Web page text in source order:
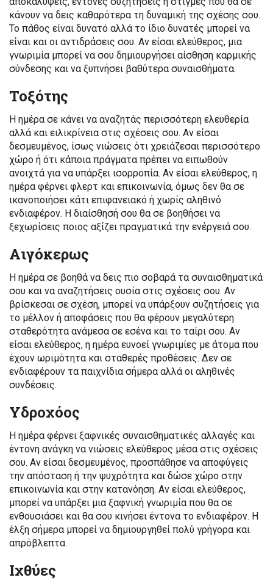
κάνουν να δεις καθαρότερα τη δυναμική της σχέσης σου.
Το πάθος είναι δυνατό αλλά το ίδιο δυνατές μπορεί να
είναι και οι αντιδράσεις σου. Αν είσαι ελεύθερος, μια
γνωριμία μπορεί να σου δημιουργήσει αίσθηση καρμικής
σύνδεσης και να ξυπνήσει βαθύτερα συναισθήματα.
Τοξότης
Η ημέρα σε κάνει να αναζητάς περισσότερη ελευθερία
αλλά και ειλικρίνεια στις σχέσεις σου. Αν είσαι
δεσμευμένος, ίσως νιώσεις ότι χρειάζεσαι περισσότερο
χώρο ή ότι κάποια πράγματα πρέπει να ειπωθούν
ανοιχτά για να υπάρξει ισορροπία. Αν είσαι ελεύθερος, η
ημέρα φέρνει φλερτ και επικοινωνία, όμως δεν θα σε
ικανοποιήσει κάτι επιφανειακό ή χωρίς αληθινό
ενδιαφέρον. Η διαίσθησή σου θα σε βοηθήσει να
ξεχωρίσεις ποιος αξίζει πραγματικά την ενέργειά σου.
Αιγόκερως
Η ημέρα σε βοηθά να δεις πιο σοβαρά τα συναισθηματικά
σου και να αναζητήσεις ουσία στις σχέσεις σου. Αν
βρίσκεσαι σε σχέση, μπορεί να υπάρξουν συζητήσεις για
το μέλλον ή αποφάσεις που θα φέρουν μεγαλύτερη
σταθερότητα ανάμεσα σε εσένα και το ταίρι σου. Αν
είσαι ελεύθερος, η ημέρα ευνοεί γνωριμίες με άτομα που
έχουν ωριμότητα και σταθερές προθέσεις. Δεν σε
ενδιαφέρουν τα παιχνίδια σήμερα αλλά οι αληθινές
συνδέσεις.
Υδροχόος
Η ημέρα φέρνει ξαφνικές συναισθηματικές αλλαγές και
έντονη ανάγκη να νιώσεις ελεύθερος μέσα στις σχέσεις
σου. Αν είσαι δεσμευμένος, προσπάθησε να αποφύγεις
την απόσταση ή την ψυχρότητα και δώσε χώρο στην
επικοινωνία και στην κατανόηση. Αν είσαι ελεύθερος,
μπορεί να υπάρξει μια ξαφνική γνωριμία που θα σε
ενθουσιάσει και θα σου κινήσει έντονα το ενδιαφέρον. Η
έλξη σήμερα μπορεί να δημιουργηθεί πολύ γρήγορα και
απρόβλεπτα.
Ιχθύες